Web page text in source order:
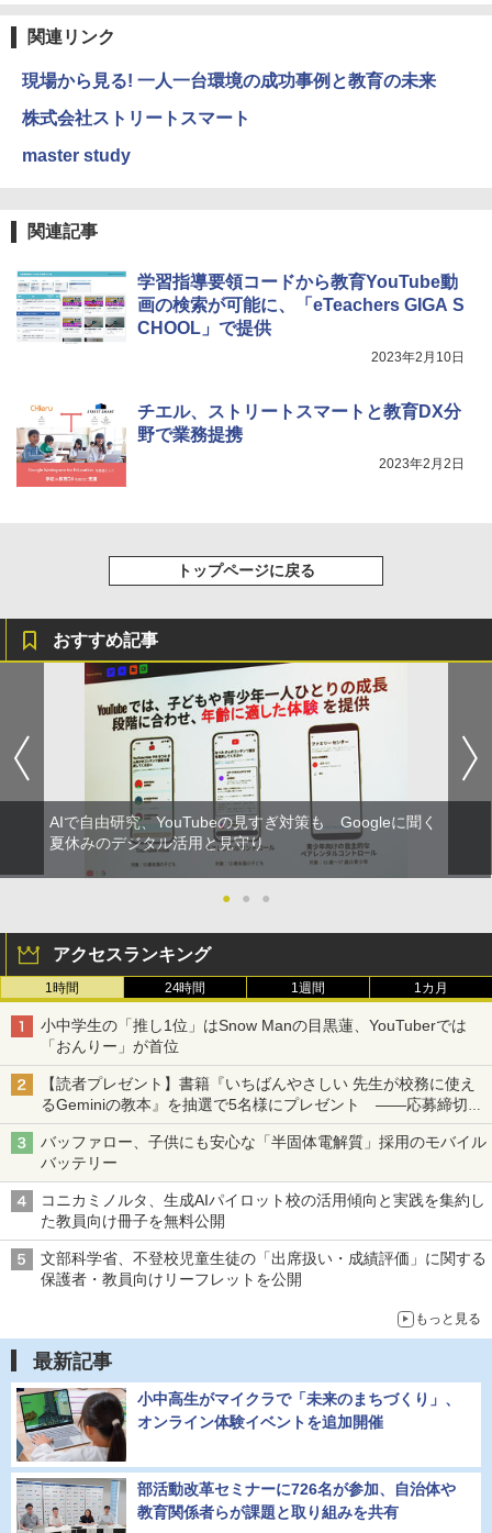
クリエイティブトイビルド、シンプルな
5 Fernrohr:実験用キャビネット
関連リンク
現場から見る! 一人一台環境の成功事例と教育の未来
株式会社ストリートスマート
master study
関連記事
学習指導要領コードから教育YouTube動
画の検索が可能に、「eTeachers GIGA S
CHOOL」で提供
2023年2月10日
チエル、ストリートスマートと教育DX分
野で業務提携
2023年2月2日
トップページに戻る
おすすめ記事
AIで自由研究、YouTubeの見すぎ対策も Googleに聞く
夏休みのデジタル活用と見守り
● ● ●
アクセスランキング
1時間 24時間 1週間 1カ月
小中学生の「推し1位」はSnow Manの目黒蓮、YouTuberでは
「おんりー」が首位
【読者プレゼント】書籍『いちばんやさしい 先生が校務に使え
るGeminiの教本』を抽選で5名様にプレゼント ――応募締切は
2026年8月12日（水）まで
バッファロー、子供にも安心な「半固体電解質」採用のモバイル
バッテリー
コニカミノルタ、生成AIパイロット校の活用傾向と実践を集約し
た教員向け冊子を無料公開
文部科学省、不登校児童生徒の「出席扱い・成績評価」に関する
保護者・教員向けリーフレットを公開
もっと見る
最新記事
小中高生がマイクラで「未来のまちづくり」、
オンライン体験イベントを追加開催
部活動改革セミナーに726名が参加、自治体や
教育関係者らが課題と取り組みを共有